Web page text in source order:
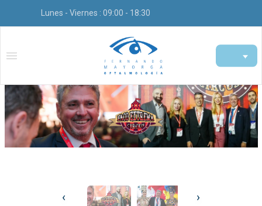
Lunes - Viernes : 09:00 - 18:30
‹ ›